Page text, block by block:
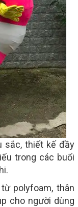
sắc, thiết kế đầy
trong các buổi
từ polyfoam, thân
cho người dùng